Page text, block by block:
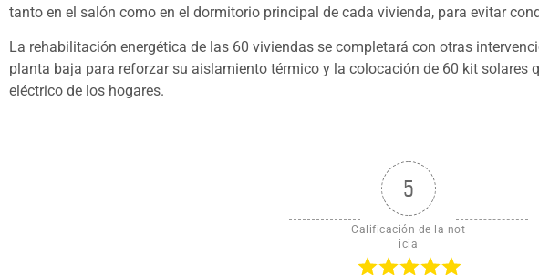
tanto en el salón como en el dormitorio principal de cada vivienda, para evitar
La rehabilitación energética de las 60 viviendas se completará con otras
planta baja para reforzar su aislamiento térmico y la colocación de 60 kit solares
eléctrico de los hogares.
5
Calificación de la not
icia